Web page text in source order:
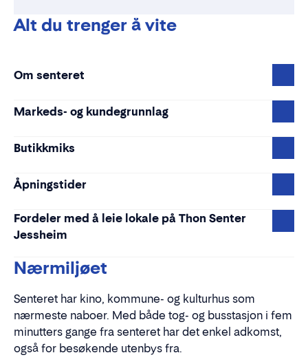
Alt du trenger å vite
Om senteret
Markeds- og kundegrunnlag
Butikkmiks
Åpningstider
Fordeler med å leie lokale på Thon Senter
Jessheim
Nærmiljøet
Senteret har kino, kommune- og kulturhus som
nærmeste naboer. Med både tog- og busstasjon i fem
minutters gange fra senteret har det enkel adkomst,
også for besøkende utenbys fra.